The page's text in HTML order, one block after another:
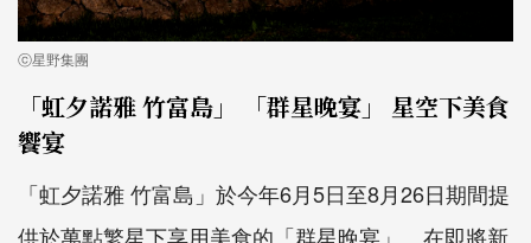
ⓒ星野集團
「虹夕諾雅 竹富島」 「群星晚宴」 星空下美食
饗宴
「虹夕諾雅 竹富島」於今年6月5日至8月26日期間提
供於萬點繁星下享用美食的「群星晚宴」。在即將新